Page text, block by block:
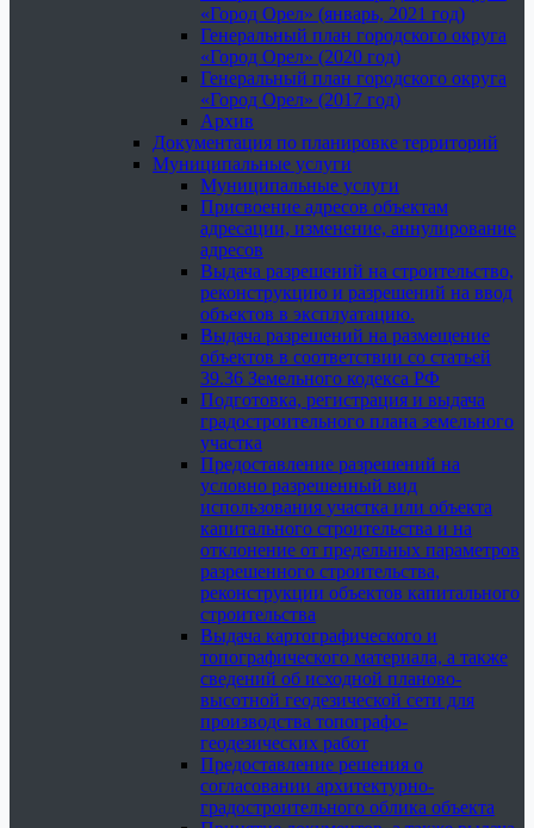
«Город Орел» (январь, 2021 год)
Генеральный план городского округа
«Город Орел» (2020 год)
Генеральный план городского округа
«Город Орел» (2017 год)
Архив
Документация по планировке территорий
Муниципальные услуги
Муниципальные услуги
Присвоение адресов объектам
адресации, изменение, аннулирование
адресов
Выдача разрешений на строительство,
реконструкцию и разрешений на ввод
объектов в эксплуатацию.
Выдача разрешений на размещение
объектов в соответствии со статьей
39.36 Земельного кодекса РФ
Подготовка, регистрация и выдача
градостроительного плана земельного
участка
Предоставление разрешений на
условно разрешенный вид
использования участка или объекта
капитального строительства и на
отклонение от предельных параметров
разрешенного строительства,
реконструкции объектов капитального
строительства
Выдача картографического и
топографического материала, а также
сведений об исходной планово-
высотной геодезической сети для
производства топографо-
геодезических работ
Предоставление решения о
согласовании архитектурно-
градостроительного облика объекта